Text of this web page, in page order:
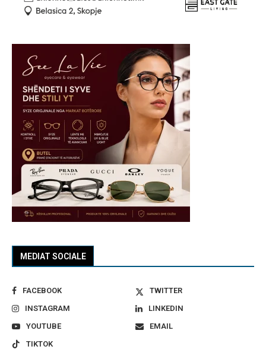
MEDIAT SOCIALE
FACEBOOK
TWITTER
INSTAGRAM
LINKEDIN
YOUTUBE
EMAIL
TIKTOK